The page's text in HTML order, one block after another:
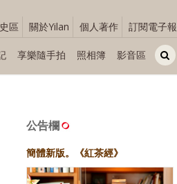
區 關於Yilan 個人著作 訂閱電子報
享樂隨手拍 照相簿 影音區
公告欄
簡體新版。《紅茶經》